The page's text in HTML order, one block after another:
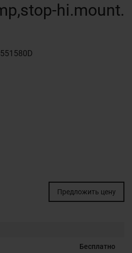
hi.mount.
Предложить цену
Бесплатно